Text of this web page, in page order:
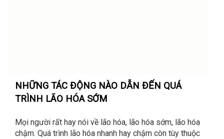
NHỮNG TÁC ĐỘNG NÀO DẪN ĐẾN QUÁ
TRÌNH LÃO HÓA SỚM
Mọi người rất hay nói về lão hóa, lão hóa sớm, lão hóa
chậm. Quá trình lão hóa nhanh hay chậm còn tùy thuộc